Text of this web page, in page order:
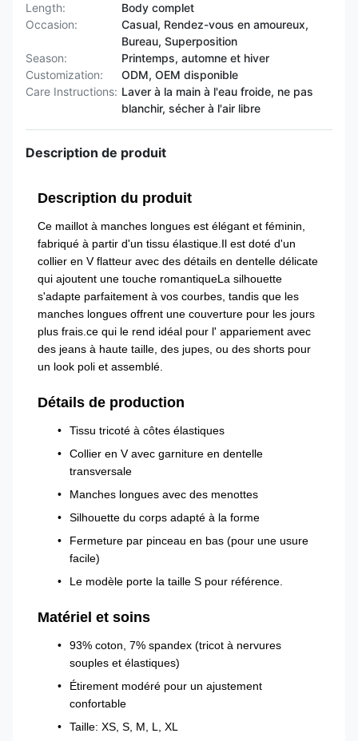
Length:
Body complet
Occasion:
Casual, Rendez-vous en amoureux,
Bureau, Superposition
Season:
Printemps, automne et hiver
Customization:
ODM, OEM disponible
Care Instructions: Laver à la main à l'eau froide, ne pas
blanchir, sécher à l'air libre
Description de produit
Description du produit
Ce maillot à manches longues est élégant et féminin,
fabriqué à partir d'un tissu élastique.Il est doté d'un
collier en V flatteur avec des détails en dentelle délicate
qui ajoutent une touche romantiqueLa silhouette
s'adapte parfaitement à vos courbes, tandis que les
manches longues offrent une couverture pour les jours
plus frais.ce qui le rend idéal pour l' appariement avec
des jeans à haute taille, des jupes, ou des shorts pour
un look poli et assemblé.
Détails de production
Tissu tricoté à côtes élastiques
Collier en V avec garniture en dentelle
transversale
Manches longues avec des menottes
Silhouette du corps adapté à la forme
Fermeture par pinceau en bas (pour une usure
facile)
Le modèle porte la taille S pour référence.
Matériel et soins
93% coton, 7% spandex (tricot à nervures
souples et élastiques)
Étirement modéré pour un ajustement
confortable
Taille: XS, S, M, L, XL